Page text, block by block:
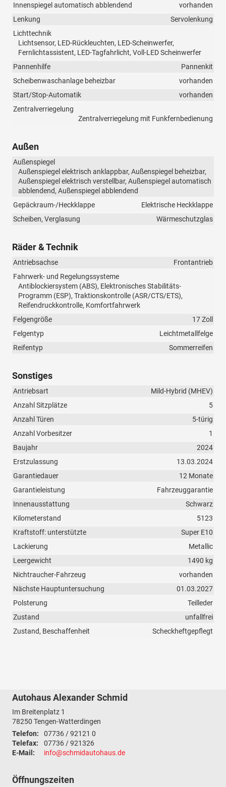
Innenspiegel automatisch abblendend
vorhanden
Lenkung
Servolenkung
Lichttechnik
Lichtsensor, LED-Rückleuchten, LED-Scheinwerfer,
Fernlichtassistent, LED-Tagfahrlicht, Voll-LED Scheinwerfer
Pannenhilfe
Pannenkit
Scheibenwaschanlage beheizbar
vorhanden
Start/Stop-Automatik
vorhanden
Zentralverriegelung
Zentralverriegelung mit Funkfernbedienung
Außen
Außenspiegel
Außenspiegel elektrisch anklappbar, Außenspiegel beheizbar,
Außenspiegel elektrisch verstellbar, Außenspiegel automatisch
abblendend, Außenspiegel abblendend
Gepäckraum-/Heckklappe
Elektrische Heckklappe
Scheiben, Verglasung
Wärmeschutzglas
Räder & Technik
Antriebsachse
Frontantrieb
Fahrwerk- und Regelungssysteme
Antiblockiersystem (ABS), Elektronisches Stabilitäts-
Programm (ESP), Traktionskontrolle (ASR/CTS/ETS),
Reifendruckkontrolle, Komfortfahrwerk
Felgengröße
17 Zoll
Felgentyp
Leichtmetallfelge
Reifentyp
Sommerreifen
Sonstiges
Antriebsart
Mild-Hybrid (MHEV)
Anzahl Sitzplätze
5
Anzahl Türen
5-türig
Anzahl Vorbesitzer
1
Baujahr
2024
Erstzulassung
13.03.2024
Garantiedauer
12 Monate
Garantieleistung
Fahrzeuggarantie
Innenausstattung
Schwarz
Kilometerstand
5123
Kraftstoff: unterstützte
Super E10
Lackierung
Metallic
Leergewicht
1490 kg
Nichtraucher-Fahrzeug
vorhanden
Nächste Hauptuntersuchung
01.03.2027
Polsterung
Teilleder
Zustand
unfallfrei
Zustand, Beschaffenheit
Scheckheftgepflegt
Autohaus Alexander Schmid
Im Breitenplatz 1
78250 Tengen-Watterdingen
Telefon:
07736 / 92121 0
Telefax:
07736 / 921326
E-Mail:
info@schmidautohaus.de
Öffnungszeiten